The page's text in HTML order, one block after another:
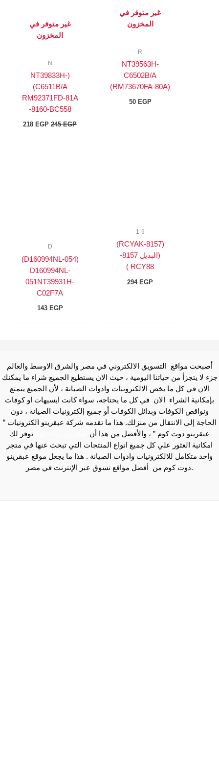
غير متوفر في
المخزون
R
NT39563H-
C6502B/A
(RM73670FA-80A)
50 EGP
غير متوفر في
المخزون
N
(NT39833H-
C6511B/A)
RM92371FD-81A
-8160-BC558
245EGP
218 EGP
1-9
(8157-RCYAK)
(البديل 8157-
RCY88 )
294EGP
D
(D160994NL-054)
D160994NL-
051NT39931H-
C02F7A
143 EGP
أصبحت مواقع التسويق الالكتروني في مصر والشرق الاوسط والعالم
جزء لا يتجزأ من حياتنا اليومية ، حيث الان يستطيع الجميع شراء ما يمكنك
الان في كل ما بخص الالكترونبات وادوات الصيانة ، لأن الجميع يتمتع
بإمكانية الشراء الان في كل ما يحتاجه، سواء كانت ايسيهات او كوفات
ونواقص الكوفات وبدائل الكوفات أو جميع إلكترونيات الصيانة ، دون
الحاجة إلى الانتقال من منزلك. هذا ما تقدمه شركة عبقرينو الكترونيات ”
عبقرينو دوت كوم ” ، والأفضل من هذا أن
توفر لك
امكانية العثور علي كل جميع انواع المنتجات التي تبحث عنها في متجر
واحد متكامل للالكترونيات وادوات الصيانة . هذا ما يجعل موقع عبقرينو
دوت كوم من أفضل مواقع تسوق عبر الإنترنت في مصر.